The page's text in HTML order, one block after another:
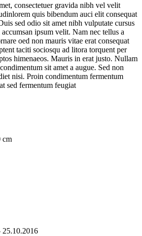
consectetuer gravida nibh vel velit
quis bibendum auci elit consequat
sed odio sit amet nibh vulputate cursus
ipsum velit. Nam nec tellus a
oed non mauris vitae erat consequat
taciti sociosqu ad litora torquent per
himenaeos. Mauris in erat justo. Nullam
sit amet a augue. Sed non
nisi. Proin condimentum fermentum
sed fermentum feugiat
cm
25.10.2016